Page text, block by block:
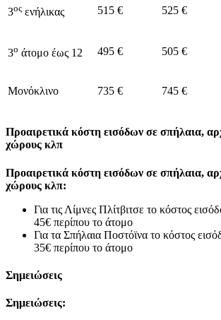
3ος ενήλικας 515 € 525 €
3ο άτομο έως 12 495 € 505 €
Μονόκλινο 735 € 745 €
Προαιρετικά κόστη εισόδων σε σπήλαια,
χώρους κλπ
Προαιρετικά κόστη εισόδων σε σπήλαια,
χώρους κλπ:
Για τις Λίμνες Πλίτβιτσε το κόστος
45€ περίπου το άτομο
Για τα Σπήλαια Ποστόϊνα το κόστος
35€ περίπου το άτομο
Σημειώσεις
Σημειώσεις: